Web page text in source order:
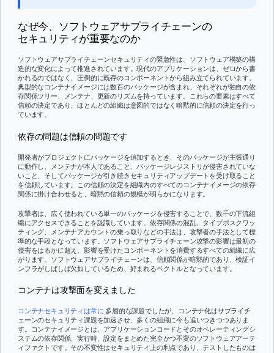
なぜ今、ソフトウェアサプライチェーンの
セキュリティが重要なのか
ソフトウェアサプライチェーンセキュリティの緊急性は、ソフトウェア構築の構
造的な変化によって推進されています。現代のアプリケーションは、ゼロから書
かれるのではなく、圧倒的に既存のコンポーネントから組み立てられています。
典型的なコンテナイメージには数百のパッケージが含まれ、それぞれが独自の依
存関係ツリー、メンテナ、更新のリズムを持っています。これらの要素はすべて
信頼の決定であり、ほとんどの組織は意図的ではなく暗黙的に信頼の決定を行っ
ています。
依存の問題は信頼の問題です
開発者がプロジェクトにパッケージを追加するとき、そのパッケージが主張通り
に動作し、メンテナが本人であること、パッケージレジストリが侵害されていな
いこと、そしてパッケージが引き続きセキュリティアップデートを受け取ること
を信頼しています。この信頼の決定を組織内のすべてのコンテナイメージの依存
関係に掛け合わせると、暗黙の信頼の規模が明らかになります。
攻撃者は、広く使われている単一のパッケージを侵害することで、数千の下流組
織にアクセスできることを認識しています。依存関係の混乱、タイプポスクワッ
ティング、メンテナアカウントの乗っ取りなどの手法は、攻撃者の手法として標
準的な手段となっています。ソフトウェアサプライチェーン攻撃の影響は最初の
侵害をはるかに超え、影響を受けたコンポーネントを消費するすべての組織に広
がります。ソフトウェアサプライチェーンは、信頼関係が暗黙的であり、検証イ
ンフラがしばしば欠如しているため、好まれるベクトルとなっています。
コンテナは攻撃面を変えました
コンテナセキュリティは常に 多層的な課題でしたが、コンテナ化はサプライチ
ェーンのセキュリティ課題を加速させ、多くの組織に今も追いつきつつありま
す。コンテナイメージとは、アプリケーションコードとそのオペレーティングシ
ステムの依存関係、実行時、設定をまとめた完全かつ不変のソフトウェアアーテ
ィファクトです。その不変性はセキュリティ上の利点であり、テストしたものは